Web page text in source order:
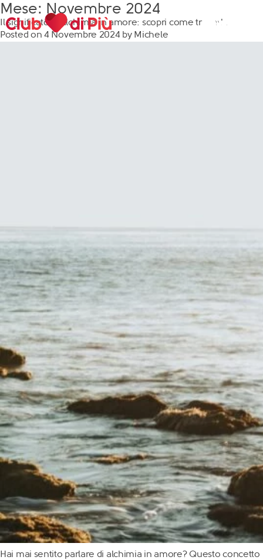
Love Notebook
Il libro Donna di Cuori
Quanto costa Club di Più
Love Academy
Domande Frequenti
Impegno Sociale
Le nostre sedi
Facebook
YouTube
Instagram
TikTok
Mese: Novembre 2024
Il significato di alchimia in amore: scopri come trovarla
Posted on 4 Novembre 2024 by Michele
Hai mai sentito parlare di alchimia in amore? Questo concetto